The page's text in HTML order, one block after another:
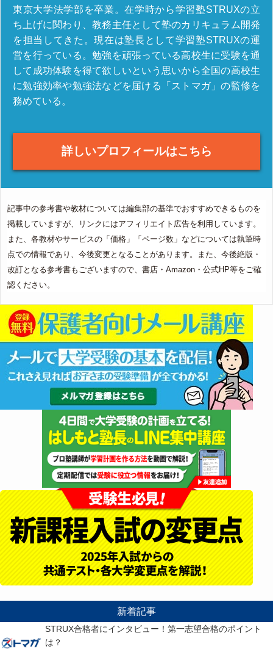
東京大学法学部を卒業。在学時から学習塾STRUXの立
ち上げに関わり、教務主任として塾のカリキュラム開発
を担当してきた。現在は塾長として学習塾STRUXの運
営を行っている。勉強を頑張っている高校生に受験を通
して成功体験を得て欲しいという思いから全国の高校生
に勉強効率や勉強法などを届ける「ストマガ」の監修を
務めている。
詳しいプロフィールはこちら
記事中の参考書や教材については編集部の基準でおすすめできるものを
掲載していますが、リンクにはアフィリエイト広告を利用しています。
また、各教材やサービスの「価格」「ページ数」などについては執筆時
点での情報であり、今後変更となることがあります。また、今後絶版・
改訂となる参考書もございますので、書店・Amazon・公式HP等をご確
認ください。
新着記事
STRUX合格者にインタビュー！第一志望合格のポイント
は？